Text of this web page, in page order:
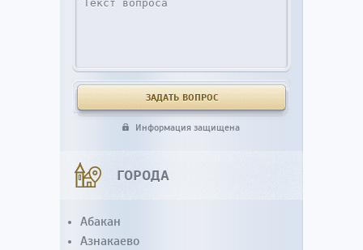
Информация защищена
ГОРОДА
Абакан
Азнакаево